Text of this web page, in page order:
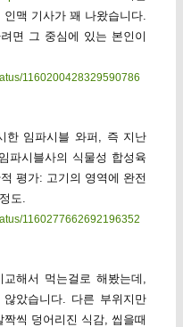
맥 기사가 꽤 나왔습니다.
면 그 중심에 있는 본인이
1160200428329590786
한 임파시블 와퍼, 즉 지난
파시블사의 식물성 합성육
평가: 고기의 영역에 완전
도.
1160277662692196352
해서 먹는걸로 해봤는데,
았습니다. 다른 부위지만
씩 덩어리진 식감, 씹을때